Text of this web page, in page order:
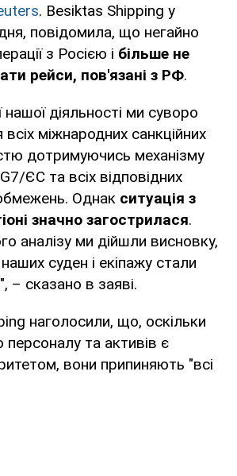
. Besiktas Shipping у
повідомила, що негайно
з Росією і більше не
рейси, пов'язані з РФ.
нашої діяльності ми суворо
міжнародних санкційних
дотримуючись механізму
ЄС та всіх відповідних
Однак ситуація з
значно загострилася.
аналізу ми дійшли висновку,
суден і екіпажу стали
– сказано в заяві.
наголосили, що, оскільки
персоналу та активів є
вони припиняють "всі